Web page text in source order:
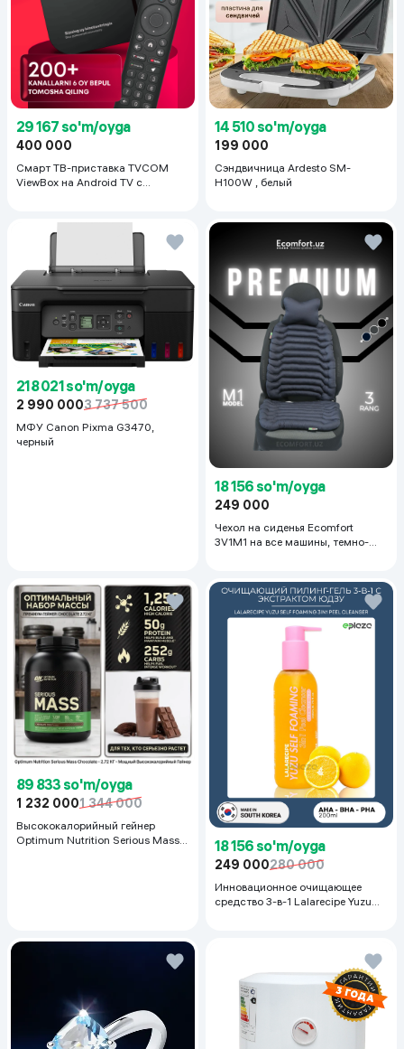
29 167 so'm/oyga
400 000
Смарт ТВ-приставка TVCOM
ViewBox на Android TV с
14 510 so'm/oyga
199 000
Сэндвичница Ardesto SM-
H100W , белый
218 021 so'm/oyga
2 990 0003 737 500
МФУ Canon Pixma G3470,
черный
18 156 so'm/oyga
249 000
Чехол на сиденья Ecomfort
3V1M1 на все машины, темно-
89 833 so'm/oyga
1 232 0001 344 000
Высококалорийный гейнер
Optimum Nutrition Serious Mass,
18 156 so'm/oyga
249 000280 000
Инновационное очищающее
средство 3-в-1 Lalarecipe Yuzu